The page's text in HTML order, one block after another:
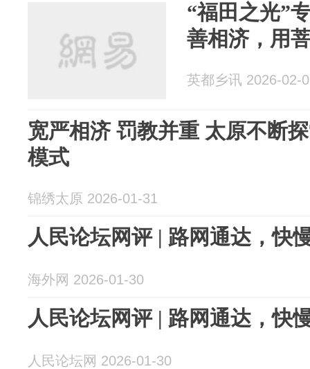
“福田之光”
善相济，用
英都乡讯 2026-02-
宽严相济 罚教并重 太原不断
模式
锦绣太原 2026-01-31
人民论坛网评 | 路网通达，快
海外网 2026-01-30
人民论坛网评 | 路网通达，快
人民论坛网 2026-01-30